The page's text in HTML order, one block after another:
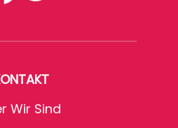
Wir Sind